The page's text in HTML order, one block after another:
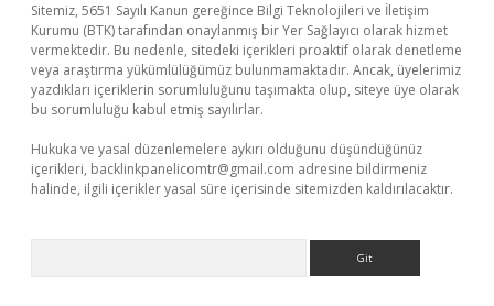
Sitemiz, 5651 Sayılı Kanun gereğince Bilgi Teknolojileri ve İletişim
Kurumu (BTK) tarafından onaylanmış bir Yer Sağlayıcı olarak hizmet
vermektedir. Bu nedenle, sitedeki içerikleri proaktif olarak denetleme
veya araştırma yükümlülüğümüz bulunmamaktadır. Ancak, üyelerimiz
yazdıkları içeriklerin sorumluluğunu taşımakta olup, siteye üye olarak
bu sorumluluğu kabul etmiş sayılırlar.
Hukuka ve yasal düzenlemelere aykırı olduğunu düşündüğünüz
içerikleri, backlinkpanelicomtr@gmail.com adresine bildirmeniz
halinde, ilgili içerikler yasal süre içerisinde sitemizden kaldırılacaktır.